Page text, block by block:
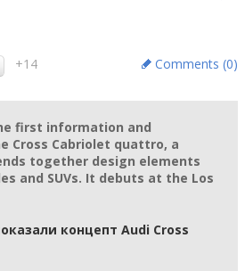
+14 Comments (0)
first information and
Cross Cabriolet quattro, a
together design elements
and SUVs. It debuts at the Los
концепт Audi Cross